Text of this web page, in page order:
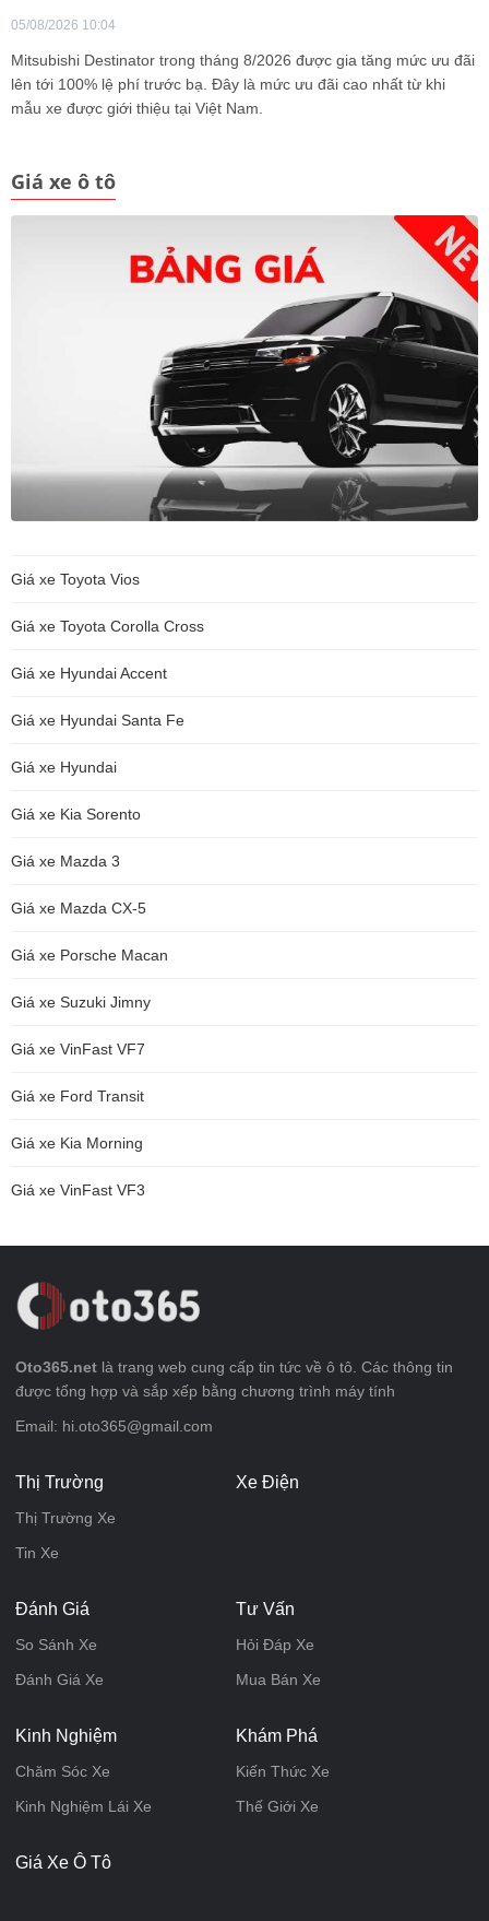
05/08/2026 10:04
Mitsubishi Destinator trong tháng 8/2026 được gia tăng mức ưu đãi
lên tới 100% lệ phí trước bạ. Đây là mức ưu đãi cao nhất từ khi
mẫu xe được giới thiệu tại Việt Nam.
Giá xe ô tô
Giá xe Toyota Vios
Giá xe Toyota Corolla Cross
Giá xe Hyundai Accent
Giá xe Hyundai Santa Fe
Giá xe Hyundai
Giá xe Kia Sorento
Giá xe Mazda 3
Giá xe Mazda CX-5
Giá xe Porsche Macan
Giá xe Suzuki Jimny
Giá xe VinFast VF7
Giá xe Ford Transit
Giá xe Kia Morning
Giá xe VinFast VF3
Oto365.net là trang web cung cấp tin tức về ô tô. Các thông tin
được tổng hợp và sắp xếp bằng chương trình máy tính
Email: hi.oto365@gmail.com
Thị Trường
Thị Trường Xe
Tin Xe
Xe Điện
Đánh Giá
So Sánh Xe
Đánh Giá Xe
Tư Vấn
Hỏi Đáp Xe
Mua Bán Xe
Kinh Nghiệm
Chăm Sóc Xe
Kinh Nghiệm Lái Xe
Khám Phá
Kiến Thức Xe
Thế Giới Xe
Giá Xe Ô Tô